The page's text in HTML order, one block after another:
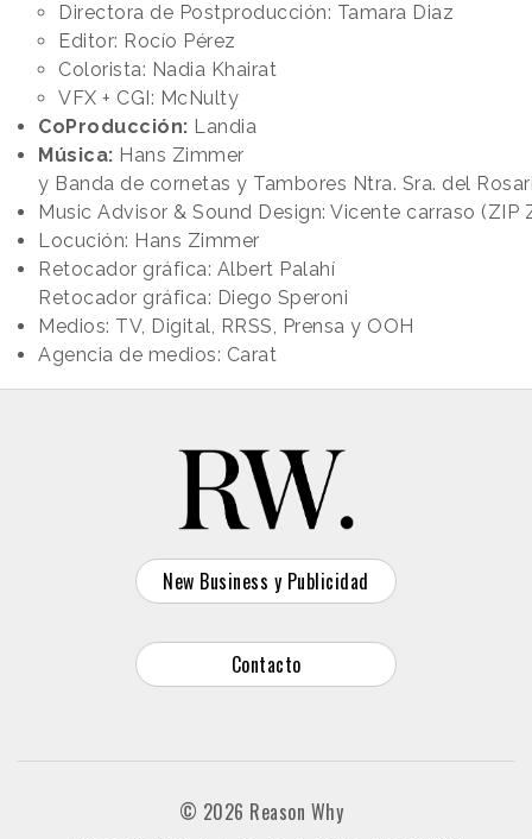
Directora de Postproducción: Tamara Diaz
Editor: Rocío Pérez
Colorista: Nadia Khairat
VFX + CGI: McNulty
CoProducción: Landia
Música: Hans Zimmer
y Banda de cornetas y Tambores Ntra. Sra. del
Music Advisor & Sound Design: Vicente carraso (ZIP
Locución: Hans Zimmer
Retocador gráfica: Albert Palahí
Retocador gráfica: Diego Speroni
Medios: TV, Digital, RRSS, Prensa y OOH
Agencia de medios: Carat
New Business y Publicidad
Contacto
© 2026 Reason Why